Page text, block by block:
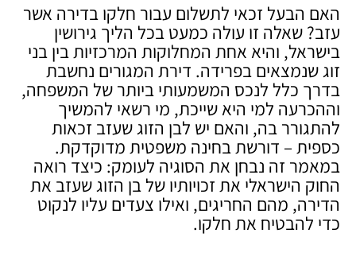
האם הבעל זכאי לתשלום עבור חלקו בדירה אשר
עזב? שאלה זו עולה כמעט בכל הליך גירושין
בישראל, והיא אחת המחלוקות המרכזיות בין בני
זוג שנמצאים בפרידה. דירת המגורים נחשבת
בדרך כלל לנכס המשמעותי ביותר של המשפחה,
וההכרעה למי היא שייכת, מי רשאי להמשיך
להתגורר בה, והאם יש לבן הזוג שעזב זכאות
כספית – דורשת בחינה משפטית מדוקדקת.
במאמר זה נבחן את הסוגיה לעומק: כיצד רואה
החוק הישראלי את זכויותיו של בן הזוג שעזב את
הדירה, מהם החריגים, ואילו צעדים עליו לנקוט
כדי להבטיח את חלקו.